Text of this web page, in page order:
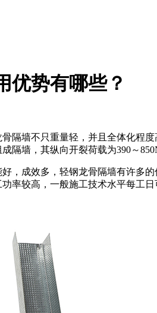
优势有哪些？
隔墙不只重量轻，并且全体化程
隔墙，其纵向开裂荷载为390～
，成效多，轻钢龙骨隔墙有许多
率较高，一般施工技术水平每工